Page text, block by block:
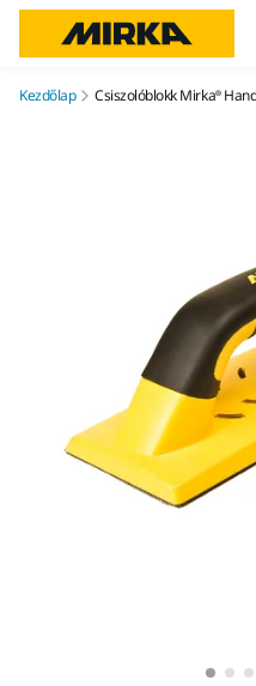
Kezdőlap Csiszolóblokk Mirka®